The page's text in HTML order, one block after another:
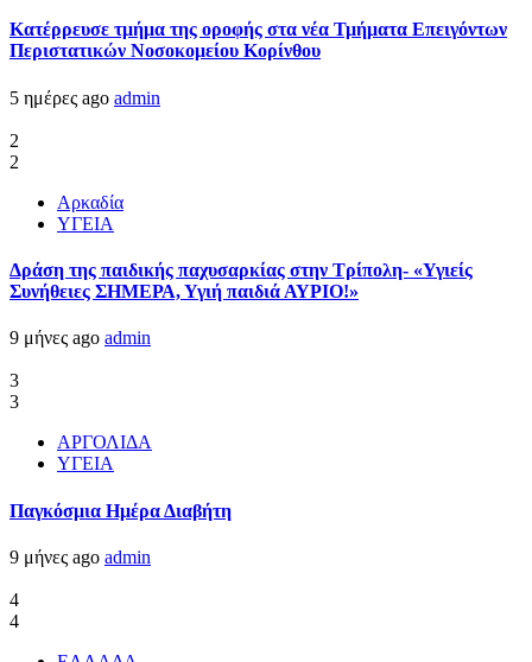
Kατέρρευσε τμήμα της οροφής στα νέα Τμήματα Επειγόντων
Περιστατικών Νοσοκομείου Κορίνθου
5 ημέρες ago admin
2
2
Αρκαδία
ΥΓΕΙΑ
Δράση της παιδικής παχυσαρκίας στην Τρίπολη- «Υγιείς
Συνήθειες ΣΗΜΕΡΑ, Υγιή παιδιά ΑΥΡΙΟ!»
9 μήνες ago admin
3
3
ΑΡΓΟΛΙΔΑ
ΥΓΕΙΑ
Παγκόσμια Ημέρα Διαβήτη
9 μήνες ago admin
4
4